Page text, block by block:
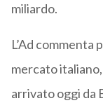
miliardo.
L’Ad commenta
mercato
arrivato oggi da